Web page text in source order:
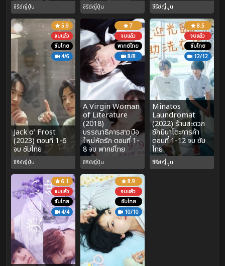
ซีรีย์ญี่ปุ่น ซีรีย์ญี่ปุ่น ซีรีย์ญี่ปุ่น
5.9
จบแล้ว
ซับไทย
4/6
Jack o’ Frost
(2023) ตอนที่ 1-6
จบ ซับไทย
ซีรีย์ญี่ปุ่น
7
จบแล้ว
พากย์ไทย
8/8
A Virgin Woman
of Literature
(2018)
บรรณาธิการสาวมือ
ใหม่หัดรัก ตอนที่ 1-
8 จบ พากย์ไทย
ซีรีย์ญี่ปุ่น
8.5
จบแล้ว
ซับไทย
12/12
Minatos
Laundromat
(2022) ร้านสะดวก
ซักมินาโตะการค้า
ตอนที่ 1-12 จบ ซับ
ไทย
ซีรีย์ญี่ปุ่น
6.1
จบแล้ว
ซับไทย
4/4
8.9
จบแล้ว
ซับไทย
10/10